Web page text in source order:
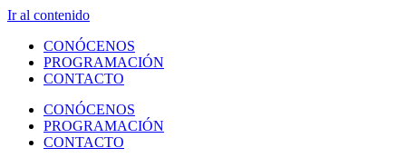
Ir al contenido
CONÓCENOS
PROGRAMACIÓN
CONTACTO
CONÓCENOS
PROGRAMACIÓN
CONTACTO